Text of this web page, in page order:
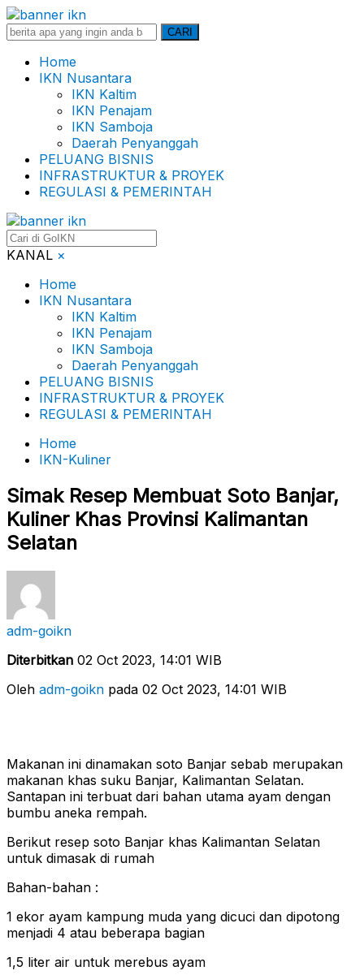
Search
CARI
Home
IKN Nusantara
IKN Kaltim
IKN Penajam
IKN Samboja
Daerah Penyanggah
PELUANG BISNIS
INFRASTRUKTUR & PROYEK
REGULASI & PEMERINTAH
KANAL ×
Home
IKN Nusantara
IKN Kaltim
IKN Penajam
IKN Samboja
Daerah Penyanggah
PELUANG BISNIS
INFRASTRUKTUR & PROYEK
REGULASI & PEMERINTAH
Home
IKN-Kuliner
Simak Resep Membuat Soto Banjar,
Kuliner Khas Provinsi Kalimantan
Selatan
adm-goikn
Diterbitkan 02 Oct 2023, 14:01 WIB
Oleh adm-goikn pada 02 Oct 2023, 14:01 WIB
Makanan ini dinamakan soto Banjar sebab merupakan
makanan khas suku Banjar, Kalimantan Selatan.
Santapan ini terbuat dari bahan utama ayam dengan
bumbu aneka rempah.
Berikut resep soto Banjar khas Kalimantan Selatan
untuk dimasak di rumah
Bahan-bahan :
1 ekor ayam kampung muda yang dicuci dan dipotong
menjadi 4 atau beberapa bagian
1,5 liter air untuk merebus ayam